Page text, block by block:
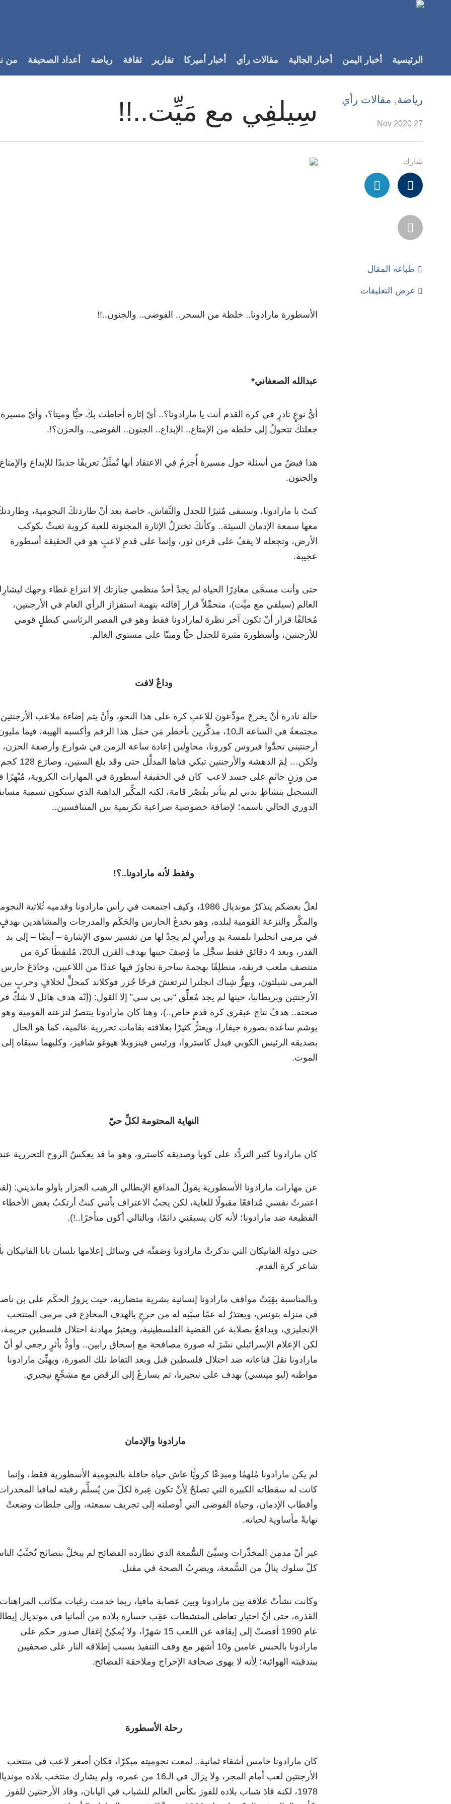
Accessibility
الرئيسي
الأقسام
الرئيسية أخبار اليمن أخبار الجالية مقالات رأي أخبار أميركا تقارير ثقافة رياضة أعداد الصحيفة من
رياضة, مقالات رأي سِيلفِي مع مَيِّت..!! 27 Nov 2020
شارك
طباعة المقال
عرض التعليقات
الأسطورة مارادونا.. خلطة من السحر.. الفوضى.. والجنون..!!
عبدالله الصعفاني*
أيُّ نوعٍ نادرٍ في كرة القدم أنت يا مارادونا؟.. أيّ إثارة أحاطت بكَ حيًّا وميتا؟، وأيّ مسيرة
جعلتكَ تتحولُ إلى خلطة من الإمتاع.. الإبداع.. الجنون.. الفوضى.. والحزن؟!.
هذا فيضٌ من أسئلة حول مسيرة أُجزمُ في الاعتقاد أنها تُمثِّلُ تعريفًا جديدًا للإبداع
والجنون.
كنتَ يا مارادونا، وستبقى مُثيرًا للجدل والنِّقاش، خاصة بعد أنْ طاردتكَ النجومية،
معها سمعة الإدمان السيئة.. وكأنكَ تختزلُ الإثارة المجنونة للعبة كروية تعبثُ بكوكب
الأرض، وتجعله لا يقفُ على قرءن ثور، وإنما على قدمِ لاعبٍ هو في الحقيقة أسطورة
عجيبة.
حتى وأنت مسجَّى مغادِرًا الحياة لم يجدْ أحدُ منظمي جنازتك إلا انتزاع غطاء وجهك
العالم (سيلفي مع ميِّت)، متحمِّلاً قرار إقالته بتهمة استفزاز الرأي العام في الأرجنتين،
مُخالفًا قرار أنْ تكون آخر نظرة لمارادونا فقط وهو في القصر الرئاسي كبطلٍ قومي
للأرجنتين، وأسطورة مثيرة للجدل حيًّا وميتًا على مستوى العالم.
وداعٌ لافت
حالة نادرة أنْ يخرجَ مودِّعون للاعبِ كرة على هذا النحو، وأنْ يتم إضاءة ملاعب الأرجنتين
مجتمعةً في الساعة الـ10، مذكِّرين بأخطر مَن حمَل هذا الرقم وأكسبه الهيبة، فيما
أرجنتيني تحدَّوا فيروس كورونا، محاوِلين إعادة ساعة الزمن في شوارع وأرصفة الحزن،
ولكن… لِمَ الدهشة والأرجنتين تبكي فتاها المدلَّل حتى وقد بلغ الستين، وصارَع 128 كجم
من وزنٍ جاثمٍ على جسد لاعب كان في الحقيقة أسطورة في المهارات الكروية، مُبْهِرًا
التسجيل بنشاطٍ بدني لم يتأثر بقُصْر قامة، لكنه المكِّير الداهية الذي سيكون تسمية
الدوري الحالي باسمه؛ لإضافة خصوصية صراعية تكريمية بين المتنافسين..
وفقط لأنه مارادونا..؟!
لعلّ بعضكم يتذكرُ مونديال 1986، وكيف اجتمعت في رأس مارادونا وقدميه ثُلاثية
والمكْر والنزعة القومية لبلده، وهو يخدعُ الحارس والحَكَم والمدرجات والمشاهدين
في مرمى انجلترا بلمسة يدٍ ورأسٍ لم يجِدْ لها من تفسير سوى الإشارة – أيضًا – إلى يد
القدر، وبعد 4 دقائق فقط سجَّل ما وُصِفَ حينها بهدف القرن الـ20، مُلتقِطًا كرة من
منتصف ملعب فريقه، منطلِقًا بهجمة ساحرة تجاوزَ فيها عددًا من اللاعبين، وخادَعَ حارس
المرمى شيلتون، ويهزُّ شِباك انجلترا لترتعشَ فرحًا جُزر فوكلاند كمحلٍّ لخلافٍ وحربٍ بين
الأرجنتين وبريطانيا، حينها لم يجد مُعلِّق “بي بي سي” إلا القول: (إنّه هدف هائل لا شكّ
صحته.. هدفٌ نتاج عبقري كرة قدمٍ خاص..)، وهنا كان مارادونا ينتصرُ لنزعته القومية وهو
يوشم ساعده بصورة جيفارا، ويعتزُّ كثيرًا بعلاقته بقامات تحررية عالمية، كما هو الحال
بصديقه الرئيس الكوبي فيدل كاستروا، ورئيس فينزويلا هيوغو شافيز، وكليهما سبقاه إلى
الموت.
النهاية المحتومة لكلِّ حيّ
كان مارادونا كثير التردُّد على كوبا وصديقه كاسترو، وهو ما قد يعكسُ الروح التحررية
عن مهارات مارادونا الأسطورية يقولُ المدافع الإيطالي الرهيب الجزار باولو مانديني:
اعتبرتُ نفسي مُدافعًا مقبولًا للغاية، لكن يجبُ الاعتراف بأنني كنتُ أرتكبُ بعض الأخطاء
الفظيعة ضد مارادونا؛ لأنه كان يسبقني دائمًا، وبالتالي أكون متأخرًا..!).
حتى دولة الفاتيكان التي تذكرتْ مارادونا وَصَفتْه في وسائل إعلامها بلسان بابا الفاتيكان
شاعر كرة القدم.
وبالمناسبة بقِيَتْ مواقف مارادونا إنسانية بشرية متضاربة، حيث يزورُ الحكَم علي بن
في منزله بتونس، ويعتذرُ له عمّا سبَّبه له من حرجٍ بالهدف المخادِع في مرمى المنتخب
الإنجليزي، ويدافعُ بصلابة عن القضية الفلسطينية، ويعتبرُ مهادنة احتلال فلسطين جريمة،
لكن الإعلام الإسرائيلي نشَرَ له صورة مصافحة مع إسحاق رابين.. وأودُّ بأثرٍ رجعي لو أنّ
مارادونا نقلَ قناعاته ضد احتلال فلسطين قبل وبعد التقاط تلك الصورة، ويهنِّئ مارادونا
مواطنه (ليو ميتسي) بهدف على نيجيريا، ثم يسارعُ إلى الرقص مع مشجِّعٍ نيجيري.
مارادونا والإدمان
لم يكن مارادونا مُلهمًا ومبدِعًا كرويًّا عاش حياة حافلة بالنجومية الأسطورية فقط، وإنما
كانت له سقطاته الكبيرة التي تصلحُ لِأنْ تكون عِبرة لكلّ من يُسلِّم رقبته لمافيا
وأقطاب الإدمان، وحياة الفوضى التي أوصلته إلى تجريف سمعته، وإلى جلطات وضعتْ
نهايةً مأساوية لحياته.
غير أنّ مدمِن المخدِّرات وسيِّئ السُّمعة الذي تطارده الفضائح لم يبخلْ بنصائح تُجنِّبُ
كلّ سلوك ينالُ من السُّمعة، ويضرِبُ الصحة في مقتل.
وكانت نشأتْ علاقة بين مارادونا وبين عصابة مافيا، ربما خدمت رغبات مكاتب
القذرة، حتى أنّ اختبار تعاطي المنشطات عقِب خسارة بلاده من ألمانيا في مونديال
عام 1990 أفضتْ إلى إيقافه عن اللعب 15 شهرًا، ولا يُمكِنُ إغفال صدور حكم على
مارادونا بالحبس عامين و10 أشهر مع وقف التنفيذ بسبب إطلاقه النار على صحفيين
ببندقيته الهوائية؛ لِأنه لا يهوى صحافة الإحراج وملاحقة الفضائح.
رحلة الأسطورة
كان مارادونا خامس أشقاء ثمانية.. لمعت نجوميته مبكرًا، فكان أصغر لاعب في منتخب
الأرجنتين لعب أمام المجر، ولا يزال في الـ16 من عمره، ولم يشارك منتخب بلاده
1978، لكنه قادَ شباب بلاده للفوز بكأس العالم للشباب في اليابان، وقاد الأرجنتين للفوز